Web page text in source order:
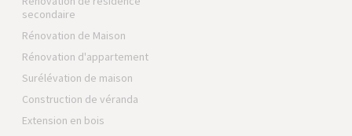
secondaire
Rénovation de Maison
Rénovation d'appartement
Surélévation de maison
Construction de véranda
Extension en bois